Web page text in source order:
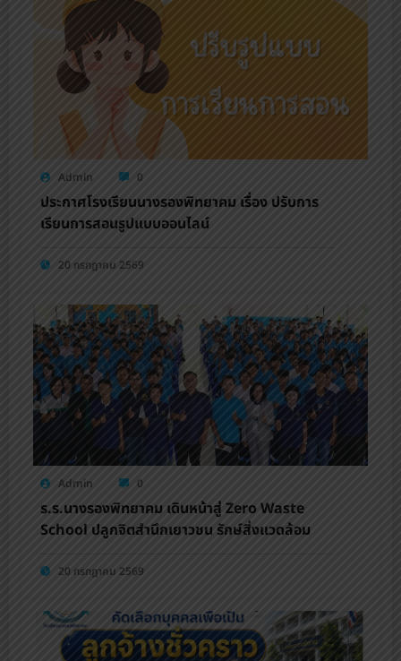
Admin 0
ประกาศโรงเรียนนางรองพิทยาคม เรื่อง ปรับการ
เรียนการสอนรูปแบบออนไลน์
20 กรกฎาคม 2569
Admin 0
ร.ร.นางรองพิทยาคม เดินหน้าสู่ Zero Waste
School ปลูกจิตสำนึกเยาวชน รักษ์สิ่งแวดล้อม
20 กรกฎาคม 2569